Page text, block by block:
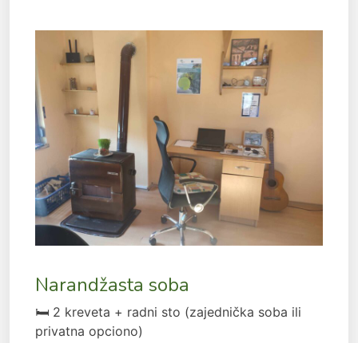
Narandžasta soba
🛏 2 kreveta + radni sto (zajednička soba ili
privatna opciono)